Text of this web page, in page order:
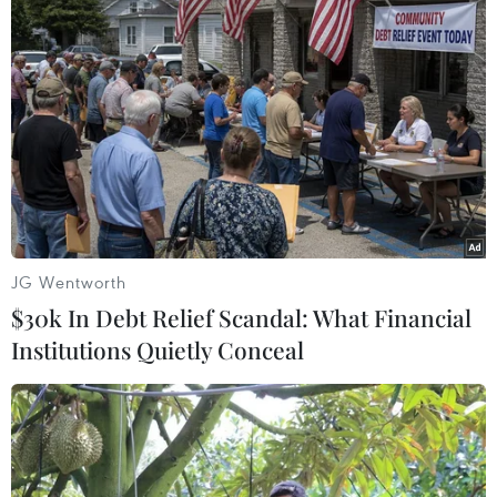
TIN LIÊN QUAN
JG Wentworth
$30k In Debt Relief Scandal: What Financial
Institutions Quietly Conceal